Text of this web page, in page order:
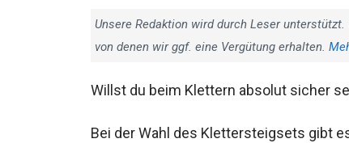
Unsere Redaktion wird durch Leser
von denen wir ggf. eine Vergütung erhalten.
Willst du beim Klettern absolut sicher
Bei der Wahl des Klettersteigsets gibt